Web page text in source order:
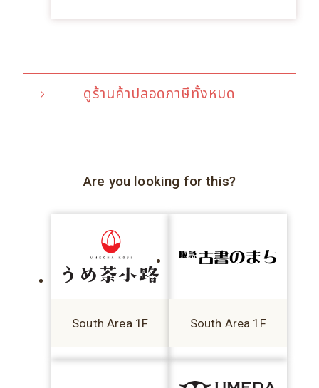
ดูร้านค้าปลอดภาษีทั้งหมด
Are you looking for this?
South Area 1F South Area 1F